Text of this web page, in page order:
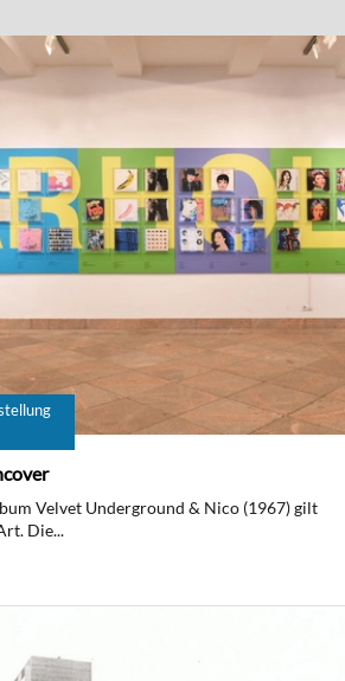
Velvet Underground & Nico (1967) gilt
Die...